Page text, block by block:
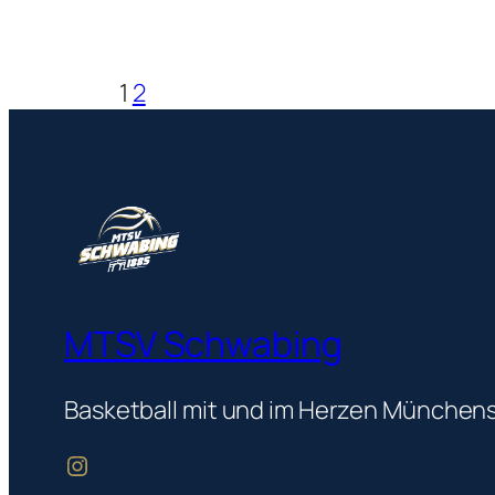
1 2
MTSV Schwabing
Basketball mit und im Herzen
mtsvschwabingbasketball